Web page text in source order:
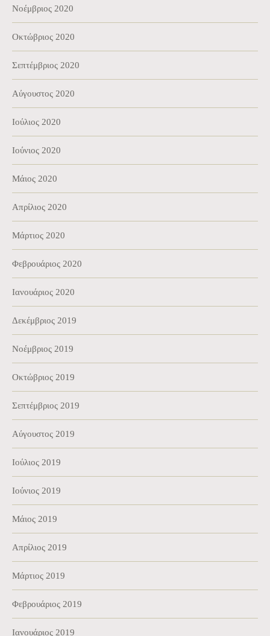
Νοέμβριος 2020
Οκτώβριος 2020
Σεπτέμβριος 2020
Αύγουστος 2020
Ιούλιος 2020
Ιούνιος 2020
Μάιος 2020
Απρίλιος 2020
Μάρτιος 2020
Φεβρουάριος 2020
Ιανουάριος 2020
Δεκέμβριος 2019
Νοέμβριος 2019
Οκτώβριος 2019
Σεπτέμβριος 2019
Αύγουστος 2019
Ιούλιος 2019
Ιούνιος 2019
Μάιος 2019
Απρίλιος 2019
Μάρτιος 2019
Φεβρουάριος 2019
Ιανουάριος 2019